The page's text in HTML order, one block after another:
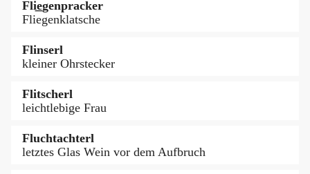
Fli͟egenpracker
Fliegenklatsche
Flinserl
kleiner Ohrstecker
Flitscherl
leichtlebige Frau
Fluchtachterl
letztes Glas Wein vor dem Aufbruch